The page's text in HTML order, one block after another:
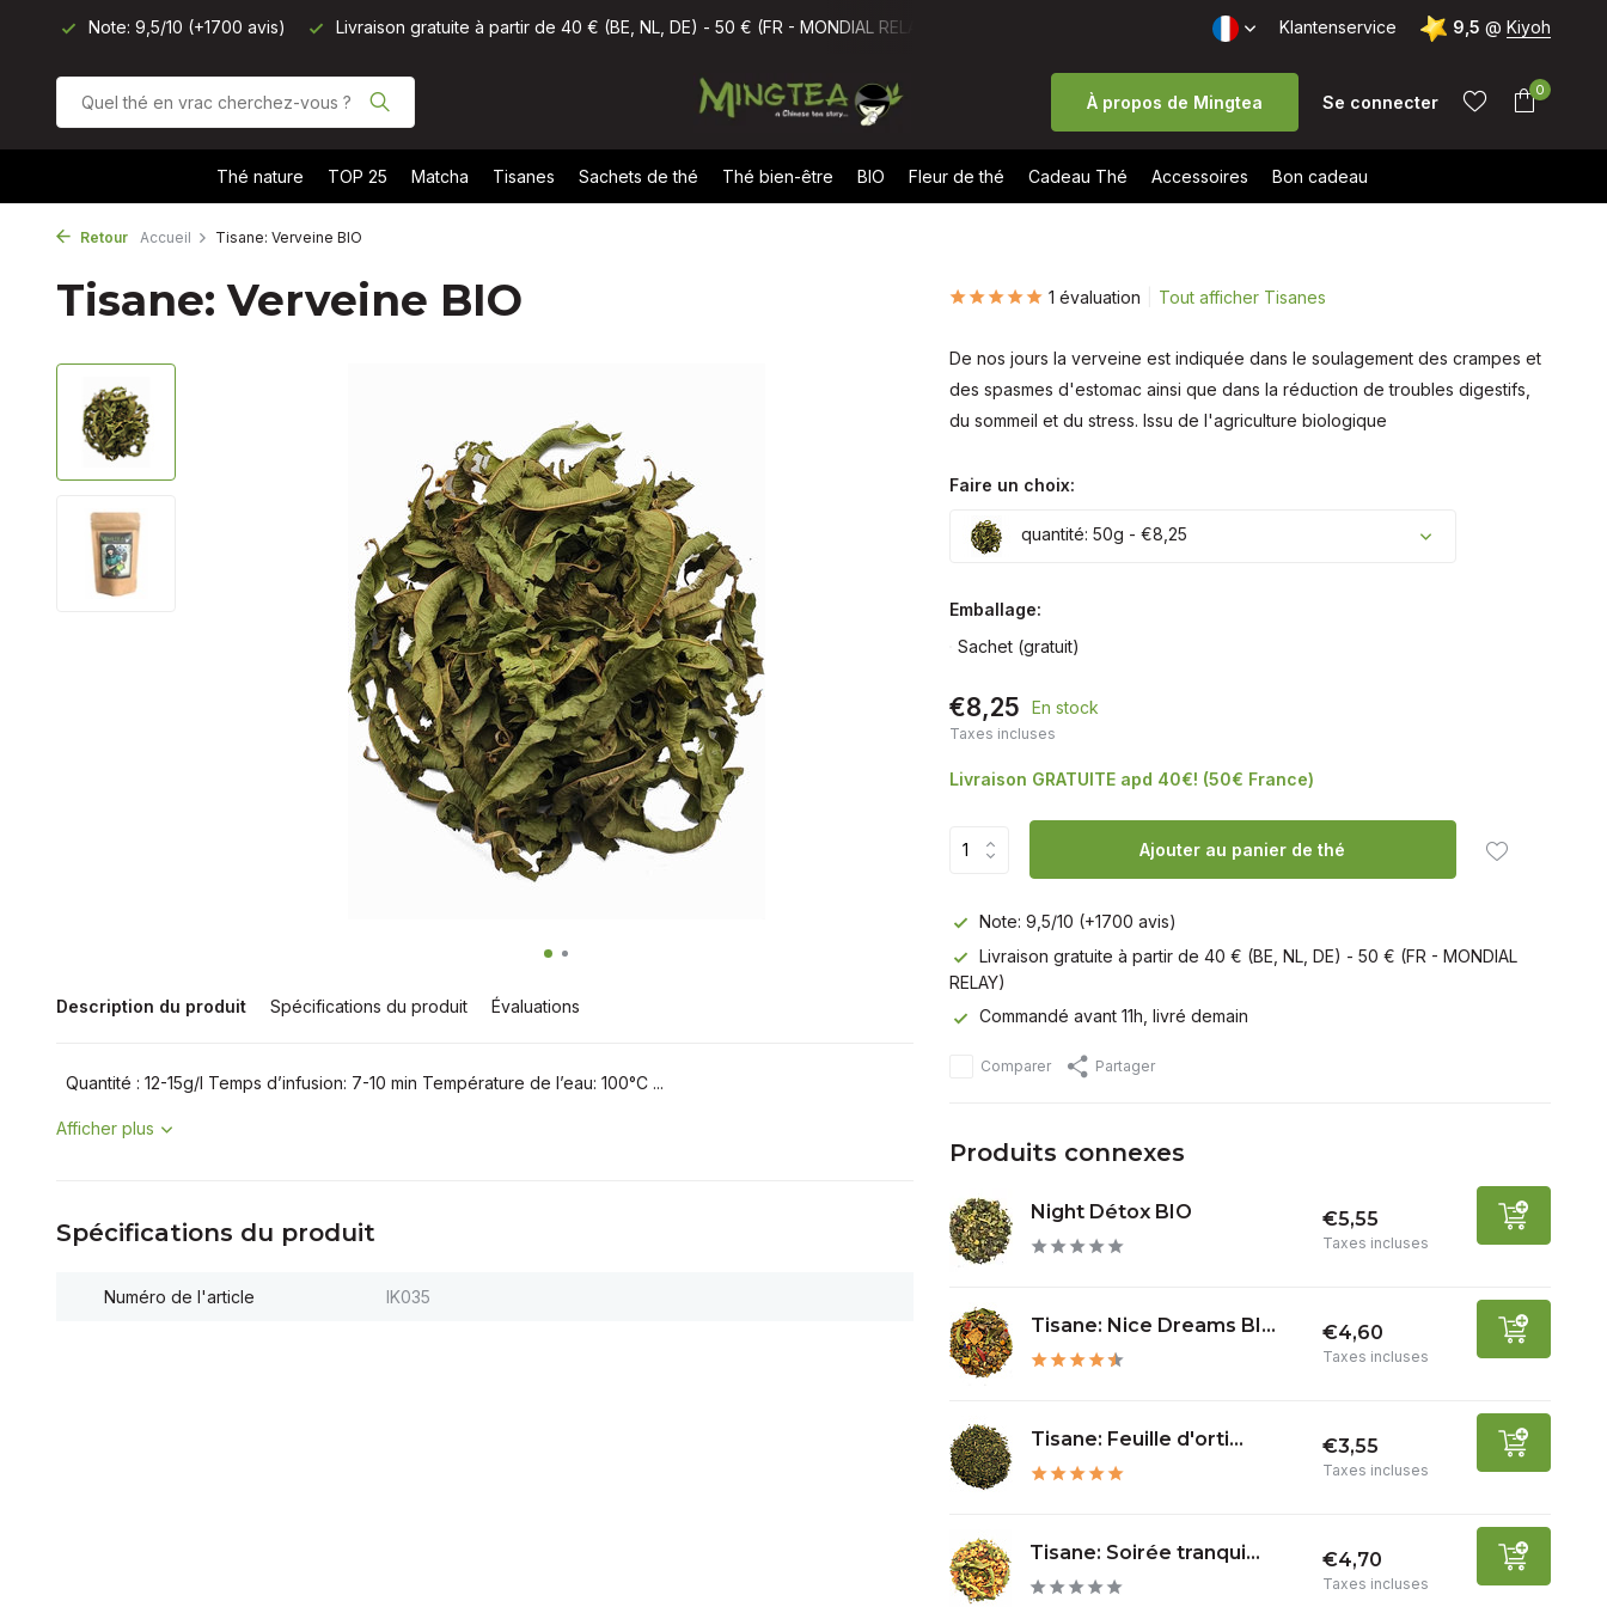
Livraison gratuite à partir de 40 € (BE, NL, DE) - 50 € (FR - MONDIAL RELAY) Commandé avant 11h, livré demain Note: 9,5/10 (+1700 avis) Livraison gratuite à partir de 40 € (BE,
Klantenservice 9,5 @ Kiyoh
À propos de Mingtea Se connecter
S'inscrire
0
Thé nature TOP 25 Matcha Tisanes Sachets de thé Thé bien-être BIO Fleur de thé Cadeau Thé Accessoires Bon cadeau
Retour Accueil Tisane: Verveine BIO
Tisane: Verveine BIO
Description du produit Spécifications du produit Évaluations
Quantité : 12-15g/l Temps d’infusion: 7-10 min Température de l’eau: 100°C ...
Afficher plus
Spécifications du produit
Numéro de l'article IK035
1 évaluation Tout afficher Tisanes
De nos jours la verveine est indiquée dans le soulagement des crampes et
des spasmes d'estomac ainsi que dans la réduction de troubles digestifs,
du sommeil et du stress. Issu de l'agriculture biologique
Faire un choix:
quantité: 50g - €8,25
Emballage:
Sachet (gratuit)
€8,25 En stock
Taxes incluses
Livraison GRATUITE apd 40€! (50€ France)
Ajouter au panier de thé
Note: 9,5/10 (+1700 avis)
Livraison gratuite à partir de 40 € (BE, NL, DE) - 50 € (FR - MONDIAL
RELAY)
Commandé avant 11h, livré demain
Comparer Partager
Produits connexes
Night Détox BIO €5,55
Taxes incluses
Tisane: Nice Dreams BI... €4,60
Taxes incluses
Tisane: Feuille d'orti... €3,55
Taxes incluses
Tisane: Soirée tranqui... €4,70
Taxes incluses